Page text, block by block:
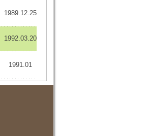
1989.12.25
1992.03.20
1991.01